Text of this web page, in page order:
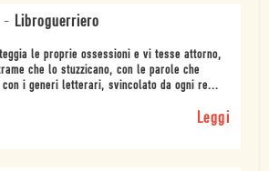
- Libroguerriero
le proprie ossessioni e vi tesse attorno,
che lo stuzzicano, con le parole che
con i generi letterari, svincolato da ogni re...
Leggi